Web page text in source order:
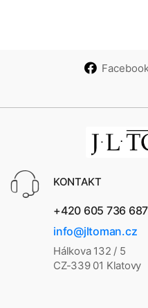
KONTAKT
+420 605 736 687
info@jltoman.cz
Hálkova 132 / 5
CZ-339 01 Klatovy